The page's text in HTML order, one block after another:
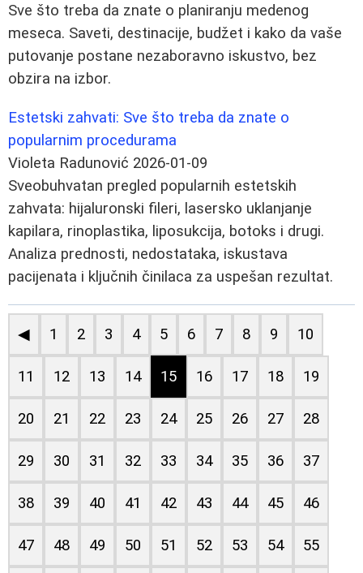
Sve što treba da znate o planiranju medenog
meseca. Saveti, destinacije, budžet i kako da vaše
putovanje postane nezaboravno iskustvo, bez
obzira na izbor.
Estetski zahvati: Sve što treba da znate o
popularnim procedurama
Violeta Radunović 2026-01-09
Sveobuhvatan pregled popularnih estetskih
zahvata: hijaluronski fileri, lasersko uklanjanje
kapilara, rinoplastika, liposukcija, botoks i drugi.
Analiza prednosti, nedostataka, iskustava
pacijenata i ključnih činilaca za uspešan rezultat.
◀ 1 2 3 4 5 6 7 8 9 10
11 12 13 14 15 16 17 18 19
20 21 22 23 24 25 26 27 28
29 30 31 32 33 34 35 36 37
38 39 40 41 42 43 44 45 46
47 48 49 50 51 52 53 54 55